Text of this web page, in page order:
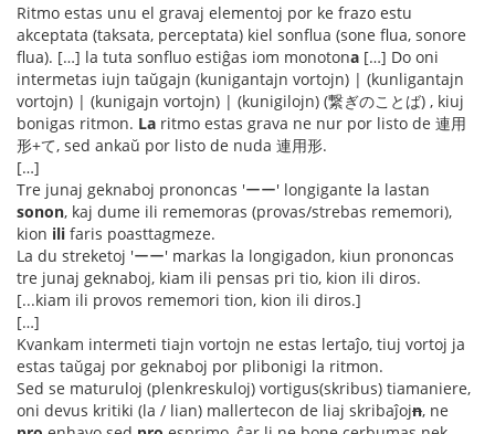
Ritmo estas unu el gravaj elementoj por ke frazo estu
akceptata (taksata, perceptata) kiel sonflua (sone flua, sonore
flua). […] la tuta sonfluo estiĝas iom monotona […] Do oni
intermetas iujn taŭgajn (kunigantajn vortojn) | (kunligantajn
vortojn) | (kunigajn vortojn) | (kunigilojn) (繋ぎのことば) , kiuj
bonigas ritmon. La ritmo estas grava ne nur por listo de 連用
形+て, sed ankaŭ por listo de nuda 連用形.
[…]
Tre junaj geknaboj prononcas 'ーー' longigante la lastan
sonon, kaj dume ili rememoras (provas/strebas rememori),
kion ili faris poasttagmeze.
La du streketoj 'ーー' markas la longigadon, kiun prononcas
tre junaj geknaboj, kiam ili pensas pri tio, kion ili diros.
[...kiam ili provos rememori tion, kion ili diros.]
[…]
Kvankam intermeti tiajn vortojn ne estas lertaĵo, tiuj vortoj ja
estas taŭgaj por geknaboj por plibonigi la ritmon.
Sed se maturuloj (plenkreskuloj) vortigus(skribus) tiamaniere,
oni devus kritiki (la / lian) mallertecon de liaj skribaĵojn, ne